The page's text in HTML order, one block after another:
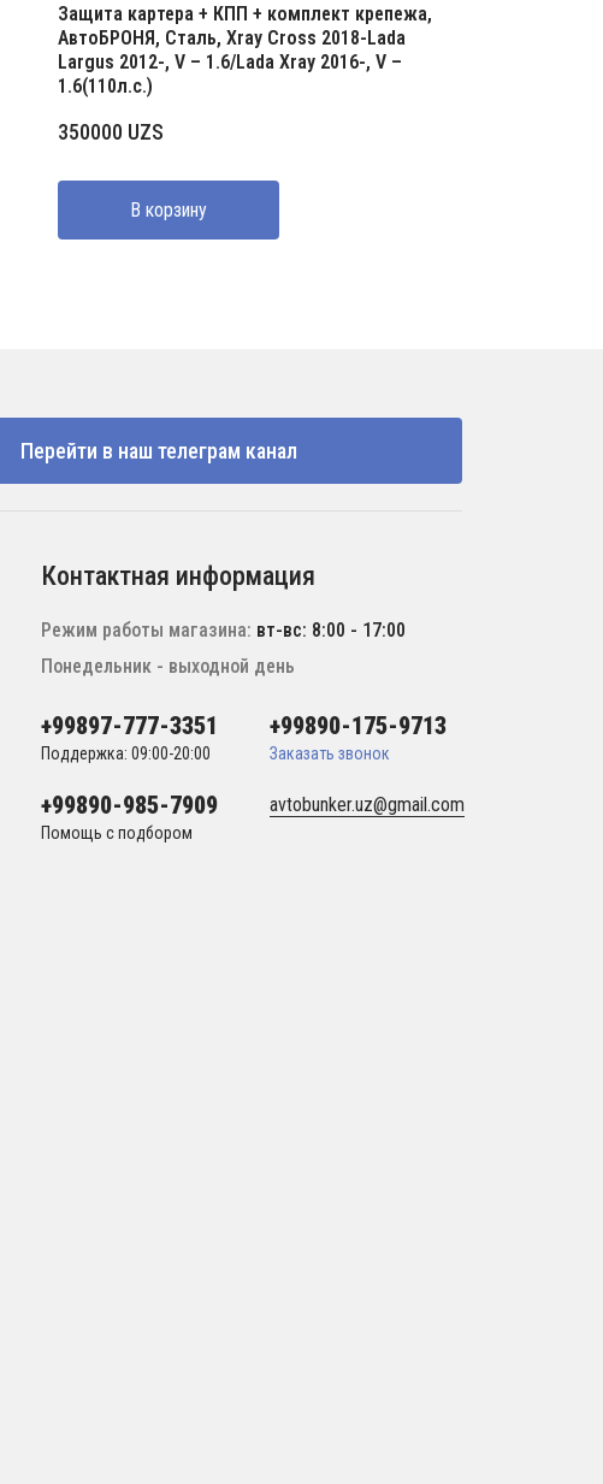
Защита картера + КПП + комплект крепежа,
АвтоБРОНЯ, Сталь, Xray Cross 2018-Lada
Largus 2012-, V – 1.6/Lada Xray 2016-, V –
1.6(110л.с.)
350000 UZS
В корзину
Перейти в наш телеграм канал
Контактная информация
Режим работы магазина: вт-вс: 8:00 - 17:00
Понедельник - выходной день
+99897-777-3351
Поддержка: 09:00-20:00
+99890-175-9713
Заказать звонок
+99890-985-7909
Помощь с подбором
avtobunker.uz@gmail.com